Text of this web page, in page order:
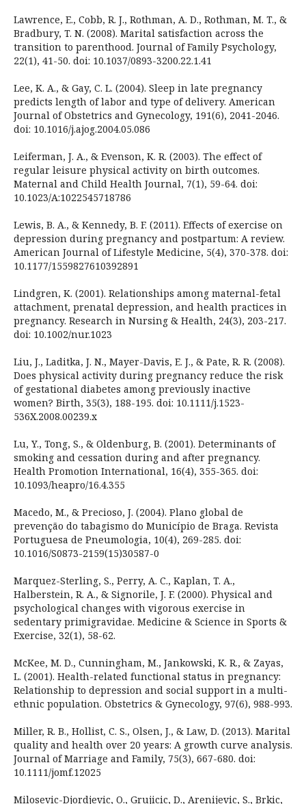
Lawrence, E., Cobb, R. J., Rothman, A. D., Rothman, M. T., &
Bradbury, T. N. (2008). Marital satisfaction across the
transition to parenthood. Journal of Family Psychology,
22(1), 41-50. doi: 10.1037/0893-3200.22.1.41
Lee, K. A., & Gay, C. L. (2004). Sleep in late pregnancy
predicts length of labor and type of delivery. American
Journal of Obstetrics and Gynecology, 191(6), 2041-2046.
doi: 10.1016/j.ajog.2004.05.086
Leiferman, J. A., & Evenson, K. R. (2003). The effect of
regular leisure physical activity on birth outcomes.
Maternal and Child Health Journal, 7(1), 59-64. doi:
10.1023/A:1022545718786
Lewis, B. A., & Kennedy, B. F. (2011). Effects of exercise on
depression during pregnancy and postpartum: A review.
American Journal of Lifestyle Medicine, 5(4), 370-378. doi:
10.1177/1559827610392891
Lindgren, K. (2001). Relationships among maternal-fetal
attachment, prenatal depression, and health practices in
pregnancy. Research in Nursing & Health, 24(3), 203-217.
doi: 10.1002/nur.1023
Liu, J., Laditka, J. N., Mayer-Davis, E. J., & Pate, R. R. (2008).
Does physical activity during pregnancy reduce the risk
of gestational diabetes among previously inactive
women? Birth, 35(3), 188-195. doi: 10.1111/j.1523-
536X.2008.00239.x
Lu, Y., Tong, S., & Oldenburg, B. (2001). Determinants of
smoking and cessation during and after pregnancy.
Health Promotion International, 16(4), 355-365. doi:
10.1093/heapro/16.4.355
Macedo, M., & Precioso, J. (2004). Plano global de
prevenção do tabagismo do Município de Braga. Revista
Portuguesa de Pneumologia, 10(4), 269-285. doi:
10.1016/S0873-2159(15)30587-0
Marquez-Sterling, S., Perry, A. C., Kaplan, T. A.,
Halberstein, R. A., & Signorile, J. F. (2000). Physical and
psychological changes with vigorous exercise in
sedentary primigravidae. Medicine & Science in Sports &
Exercise, 32(1), 58-62.
McKee, M. D., Cunningham, M., Jankowski, K. R., & Zayas,
L. (2001). Health-related functional status in pregnancy:
Relationship to depression and social support in a multi-
ethnic population. Obstetrics & Gynecology, 97(6), 988-993.
Miller, R. B., Hollist, C. S., Olsen, J., & Law, D. (2013). Marital
quality and health over 20 years: A growth curve analysis.
Journal of Marriage and Family, 75(3), 667-680. doi:
10.1111/jomf.12025
Milosevic-Djordjevic, O., Grujicic, D., Arenijevic, S., Brkic,